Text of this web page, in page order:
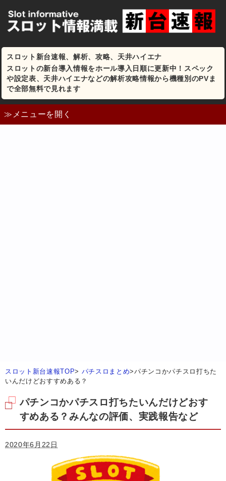
スロット新台速報、解析、攻略、天井ハイエナ
スロットの新台導入情報をホール導入日順に更新中！スペック
や設定表、天井ハイエナなどの解析攻略情報から機種別のPVま
で全部無料で見れます
≫メニューを開く
スロット新台速報TOP> パチスロまとめ>パチンコかパチスロ打ちた
いんだけどおすすめある？
パチンコかパチスロ打ちたいんだけどおす
すめある？みんなの評価、実践報告など
2020年6月22日